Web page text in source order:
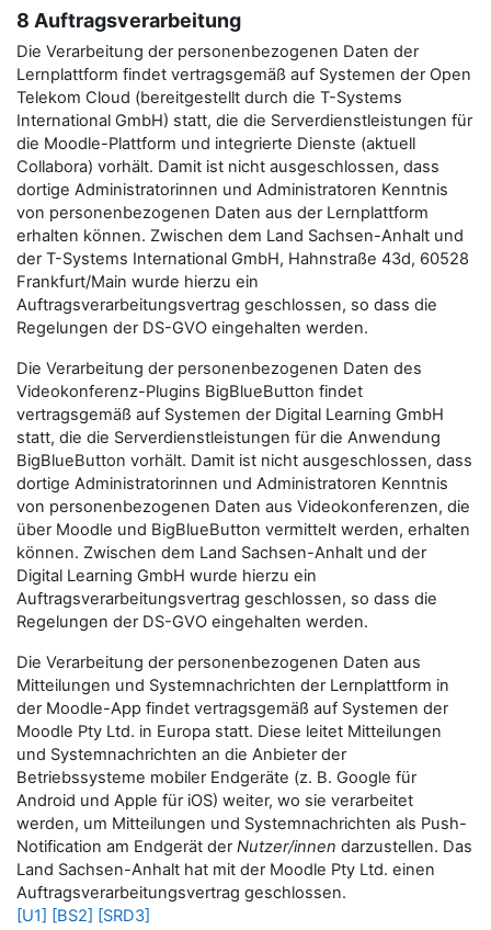
8 Auftragsverarbeitung
Die Verarbeitung der personenbezogenen Daten der
Lernplattform findet vertragsgemäß auf Systemen der Open
Telekom Cloud (bereitgestellt durch die T-Systems
International GmbH) statt, die die Serverdienstleistungen für
die Moodle-Plattform und integrierte Dienste (aktuell
Collabora) vorhält. Damit ist nicht ausgeschlossen, dass
dortige Administratorinnen und Administratoren Kenntnis
von personenbezogenen Daten aus der Lernplattform
erhalten können. Zwischen dem Land Sachsen-Anhalt und
der T-Systems International GmbH, Hahnstraße 43d, 60528
Frankfurt/Main wurde hierzu ein
Auftragsverarbeitungsvertrag geschlossen, so dass die
Regelungen der DS-GVO eingehalten werden.
Die Verarbeitung der personenbezogenen Daten des
Videokonferenz-Plugins BigBlueButton findet
vertragsgemäß auf Systemen der Digital Learning GmbH
statt, die die Serverdienstleistungen für die Anwendung
BigBlueButton vorhält. Damit ist nicht ausgeschlossen, dass
dortige Administratorinnen und Administratoren Kenntnis
von personenbezogenen Daten aus Videokonferenzen, die
über Moodle und BigBlueButton vermittelt werden, erhalten
können. Zwischen dem Land Sachsen-Anhalt und der
Digital Learning GmbH wurde hierzu ein
Auftragsverarbeitungsvertrag geschlossen, so dass die
Regelungen der DS-GVO eingehalten werden.
Die Verarbeitung der personenbezogenen Daten aus
Mitteilungen und Systemnachrichten der Lernplattform in
der Moodle-App findet vertragsgemäß auf Systemen der
Moodle Pty Ltd. in Europa statt. Diese leitet Mitteilungen
und Systemnachrichten an die Anbieter der
Betriebssysteme mobiler Endgeräte (z. B. Google für
Android und Apple für iOS) weiter, wo sie verarbeitet
werden, um Mitteilungen und Systemnachrichten als Push-
Notification am Endgerät derNutzer/innen darzustellen. Das
Land Sachsen-Anhalt hat mit der Moodle Pty Ltd. einen
Auftragsverarbeitungsvertrag geschlossen.
[U1] [BS2] [SRD3]